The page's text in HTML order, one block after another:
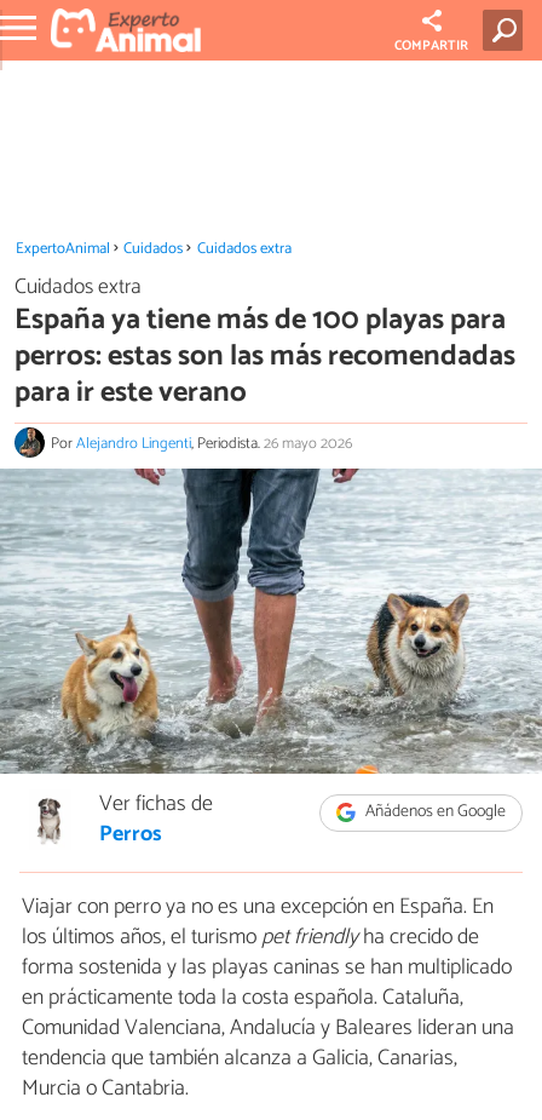
COMPARTIR
ExpertoAnimal Cuidados Cuidados extra
Cuidados extra
España ya tiene más de 100 playas para
perros: estas son las más recomendadas
para ir este verano
PorAlejandro Lingenti, Periodista.26 mayo 2026
Añádenos en Google
Ver fichas de
Perros
Viajar con perro ya no es una excepción en España. En
los últimos años, el turismopet friendlyha crecido de
forma sostenida y las playas caninas se han multiplicado
en prácticamente toda la costa española. Cataluña,
Comunidad Valenciana, Andalucía y Baleares lideran una
tendencia que también alcanza a Galicia, Canarias,
Murcia o Cantabria.